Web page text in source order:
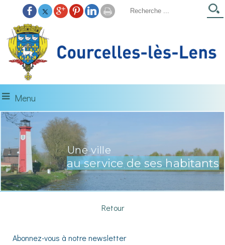
Menu
à découvrir...
La Gare d'Eau
Une ville
au service de ses habitants
Retour